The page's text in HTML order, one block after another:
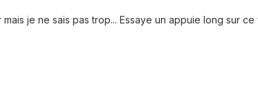
je ne sais pas trop... Essaye un appuie long sur